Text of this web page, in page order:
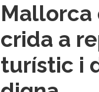
Mallorca
crida a
turístic i